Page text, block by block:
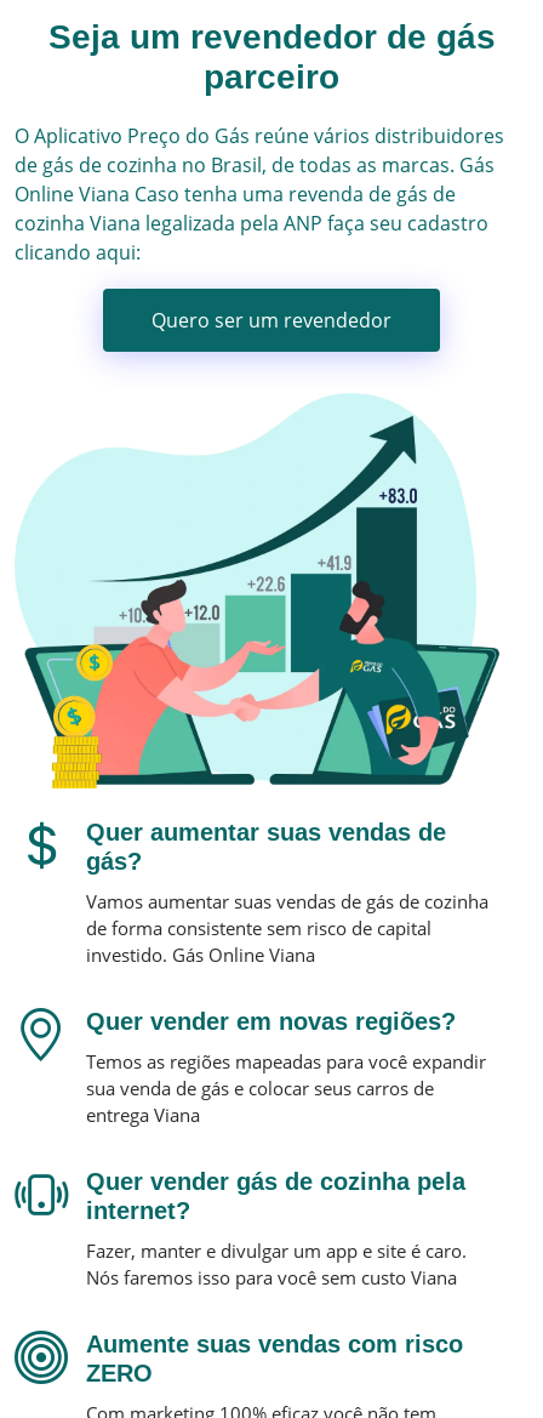
Seja um revendedor de gás
parceiro
O Aplicativo Preço do Gás reúne vários distribuidores
de gás de cozinha no Brasil, de todas as marcas. Gás
OnlineViana Caso tenha uma revenda de gás de
cozinha Viana legalizada pela ANP faça seu cadastro
clicando aqui:
Quero ser um revendedor
Quer aumentar suas vendas de
gás?
Vamos aumentar suas vendas de gás de cozinha
de forma consistente sem risco de capital
investido. Gás Online Viana
Quer vender em novas regiões?
Temos as regiões mapeadas para você expandir
sua venda de gás e colocar seus carros de
entrega Viana
Quer vender gás de cozinha pela
internet?
Fazer, manter e divulgar um app e site é caro.
Nós faremos isso para você sem custo Viana
Aumente suas vendas com risco
ZERO